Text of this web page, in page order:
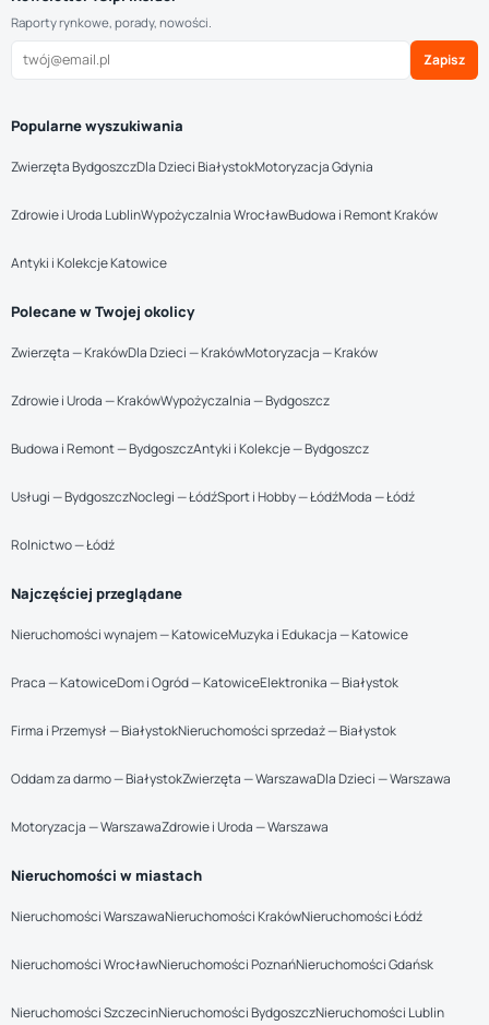
Raporty rynkowe, porady, nowości.
Zapisz
Popularne wyszukiwania
Zwierzęta BydgoszczDla Dzieci BiałystokMotoryzacja Gdynia
Zdrowie i Uroda LublinWypożyczalnia WrocławBudowa i Remont Kraków
Antyki i Kolekcje Katowice
Polecane w Twojej okolicy
Zwierzęta — KrakówDla Dzieci — KrakówMotoryzacja — Kraków
Zdrowie i Uroda — KrakówWypożyczalnia — Bydgoszcz
Budowa i Remont — BydgoszczAntyki i Kolekcje — Bydgoszcz
Usługi — BydgoszczNoclegi — ŁódźSport i Hobby — ŁódźModa — Łódź
Rolnictwo — Łódź
Najczęściej przeglądane
Nieruchomości wynajem — KatowiceMuzyka i Edukacja — Katowice
Praca — KatowiceDom i Ogród — KatowiceElektronika — Białystok
Firma i Przemysł — BiałystokNieruchomości sprzedaż — Białystok
Oddam za darmo — BiałystokZwierzęta — WarszawaDla Dzieci — Warszawa
Motoryzacja — WarszawaZdrowie i Uroda — Warszawa
Nieruchomości w miastach
Nieruchomości WarszawaNieruchomości KrakówNieruchomości Łódź
Nieruchomości WrocławNieruchomości PoznańNieruchomości Gdańsk
Nieruchomości SzczecinNieruchomości BydgoszczNieruchomości Lublin